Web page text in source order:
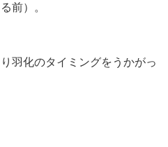
前）。
羽化のタイミングをうかがっ